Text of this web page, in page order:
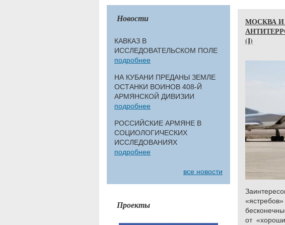
Новости
КАВКАЗ В
ИССЛЕДОВАТЕЛЬСКОМ ПОЛЕ
подробнее
НА КУБАНИ ПРЕДАНЫ ЗЕМЛЕ
ОСТАНКИ ВОИНОВ 408-Й
АРМЯНСКОЙ ДИВИЗИИ
подробнее
РОССИЙСКИЕ АРМЯНЕ В
СОЦИОЛОГИЧЕСКИХ
ИССЛЕДОВАНИЯХ
подробнее
все новости
Проекты
МОСКВА
(I)
от